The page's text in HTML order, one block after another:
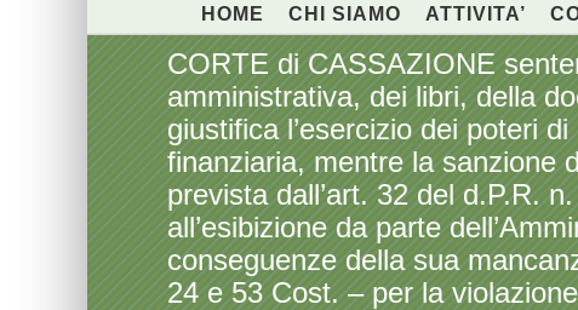
HOME CHI SIAMO ATTIVITA’
CORTE di CASSAZIONE
amministrativa, dei libri, della
giustifica l’esercizio dei poteri
finanziaria, mentre la sanzione
prevista dall’art. 32 del d.P.R.
all’esibizione da parte
conseguenze della sua
24 e 53 Cost. – per la